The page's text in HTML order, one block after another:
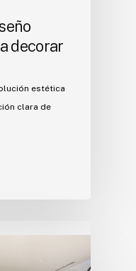
decorar
estética
clara de